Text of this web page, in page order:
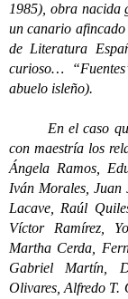
1985), obra nacida
un canario afincado
de Literatura
curioso…
abuelo isleño).
En el caso que
con maestría los
Ángela Ramos,
Iván Morales,
Lacave, Raúl
Víctor Ramírez,
Martha Cerda,
Gabriel Martín,
Olivares, Alfredo T.